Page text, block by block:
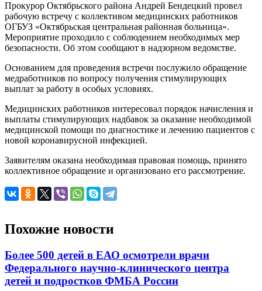
Прокурор Октябрьского района Андрей Бендецкий провел
рабочую встречу с коллективом медицинских работников
ОГБУЗ «Октябрьская центральная районная больница».
Мероприятие проходило с соблюдением необходимых мер
безопасности. Об этом сообщают в надзорном ведомстве.
Основанием для проведения встречи послужило обращение
медработников по вопросу получения стимулирующих
выплат за работу в особых условиях.
Медицинских работников интересовал порядок начисления и
выплаты стимулирующих надбавок за оказание необходимой
медицинской помощи по диагностике и лечению пациентов с
новой коронавирусной инфекцией.
Заявителям оказана необходимая правовая помощь, принято
коллективное обращение и организовано его рассмотрение.
Похожие новости
Более 500 детей в ЕАО осмотрели врачи
Федерального научно-клинического центра
детей и подростков ФМБА России